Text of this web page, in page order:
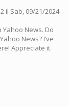
il Sab, 09/21/2024
News. Do
News? I’ve
Appreciate it.